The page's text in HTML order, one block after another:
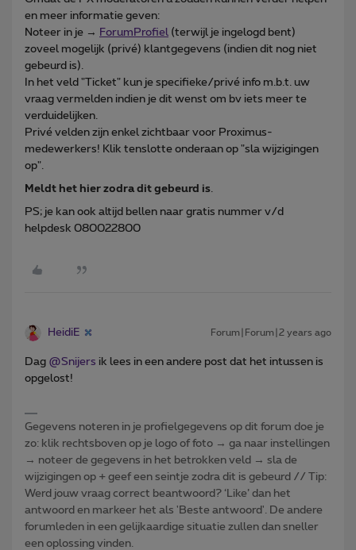
en meer informatie geven:
Noteer in je → ForumProfiel (terwijl je ingelogd bent)
zoveel mogelijk (privé) klantgegevens (indien dit nog niet
gebeurd is).
In het veld "Ticket" kun je specifieke/privé info m.b.t. uw
vraag vermelden indien je dit wenst om bv iets meer te
verduidelijken.
Privé velden zijn enkel zichtbaar voor Proximus-
medewerkers! Klik tenslotte onderaan op "sla wijzigingen
op".
Meldt het hier zodra dit gebeurd is
PS; je kan ook altijd bellen naar gratis nummer v/d
helpdesk 080022800
HeidiE Forum|Forum|2 years ago
Dag @Snijers ik lees in een andere post dat het intussen is
opgelost!
Gegevens noteren in je profielgegevens op dit forum doe je
zo: klik rechtsboven op je logo of foto → ga naar instellingen
→ noteer de gegevens in het betrokken veld → sla de
wijzigingen op + geef een seintje zodra dit is gebeurd // Tip:
Werd jouw vraag correct beantwoord? ‘Like’ dan het
antwoord en markeer het als 'Beste antwoord'. De andere
forumleden in een gelijkaardige situatie zullen dan sneller
een oplossing vinden.